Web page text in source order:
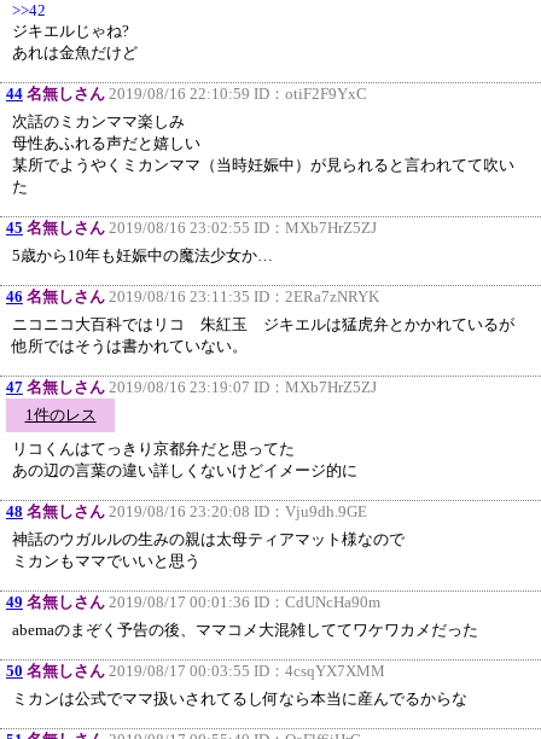
>>42
ジキエルじゃね?
あれは金魚だけど
44 名無しさん 2019/08/16 22:10:59 ID： otiF2F9YxC
次話のミカンママ楽しみ
母性あふれる声だと嬉しい
某所でようやくミカンママ（当時妊娠中）が見られると言われてて吹い
た
45 名無しさん 2019/08/16 23:02:55 ID： MXb7HrZ5ZJ
5歳から10年も妊娠中の魔法少女か…
46 名無しさん 2019/08/16 23:11:35 ID： 2ERa7zNRYK
ニコニコ大百科ではリコ 朱紅玉 ジキエルは猛虎弁とかかれているが
他所ではそうは書かれていない。
47 名無しさん 2019/08/16 23:19:07 ID： MXb7HrZ5ZJ
1件のレス
リコくんはてっきり京都弁だと思ってた
あの辺の言葉の違い詳しくないけどイメージ的に
48 名無しさん 2019/08/16 23:20:08 ID： Vju9dh.9GE
神話のウガルルの生みの親は太母ティアマット様なので
ミカンもママでいいと思う
49 名無しさん 2019/08/17 00:01:36 ID： CdUNcHa90m
abemaのまぞく予告の後、ママコメ大混雑しててワケワカメだった
50 名無しさん 2019/08/17 00:03:55 ID： 4csqYX7XMM
ミカンは公式でママ扱いされてるし何なら本当に産んでるからな